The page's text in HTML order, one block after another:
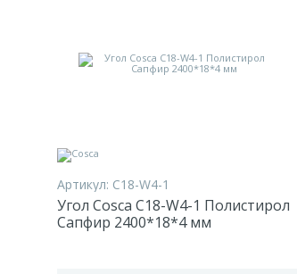
Артикул: C18-W4-1
Угол Cosca C18-W4-1 Полистирол
Сапфир 2400*18*4 мм